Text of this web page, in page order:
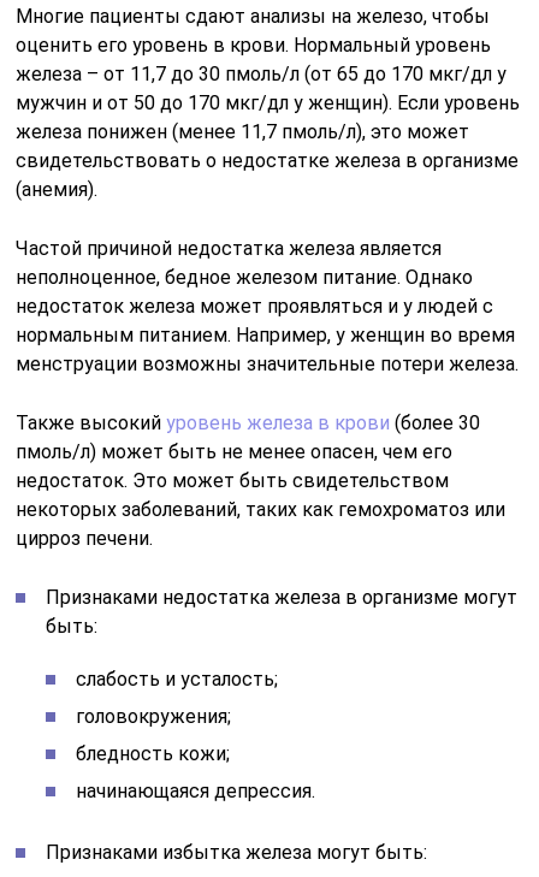
Многие пациенты сдают анализы на железо, чтобы
оценить его уровень в крови. Нормальный уровень
железа – от 11,7 до 30 пмоль/л (от 65 до 170 мкг/дл у
мужчин и от 50 до 170 мкг/дл у женщин). Если уровень
железа понижен (менее 11,7 пмоль/л), это может
свидетельствовать о недостатке железа в организме
(анемия).
Частой причиной недостатка железа является
неполноценное, бедное железом питание. Однако
недостаток железа может проявляться и у людей с
нормальным питанием. Например, у женщин во время
менструации возможны значительные потери железа.
Также высокийуровень железа в крови (более 30
пмоль/л) может быть не менее опасен, чем его
недостаток. Это может быть свидетельством
некоторых заболеваний, таких как гемохроматоз или
цирроз печени.
Признаками недостатка железа в организме могут
быть:
слабость и усталость;
головокружения;
бледность кожи;
начинающаяся депрессия.
Признаками избытка железа могут быть: